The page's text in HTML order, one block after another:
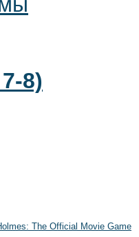
8)
The Official Movie Game